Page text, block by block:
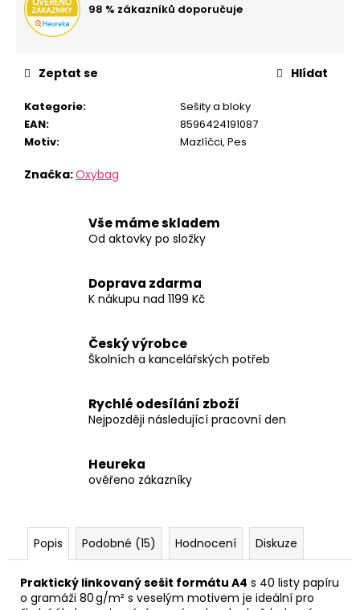
98 % zákazníků doporučuje
Kategorie:
Sešity a bloky
EAN:
8596424191087
Motiv: Mazlíčci, Pes
Značka:Oxybag
Zeptat se Hlídat
Vše máme skladem
Od aktovky po složky
Doprava zdarma
K nákupu nad 1199 Kč
Český výrobce
Školních a kancelářských potřeb
Rychlé odesílání zboží
Nejpozději následující pracovní den
Heureka
ověřeno zákazníky
Popis Podobné (15) Hodnocení Diskuze
Praktický linkovaný sešit formátu A4 s 40 listy papíru
o gramáži 80 g/m² s veselým motivem je ideální pro
e
m
STUDENTSKÝ
BATOH
OXY
SPORT
ETUE